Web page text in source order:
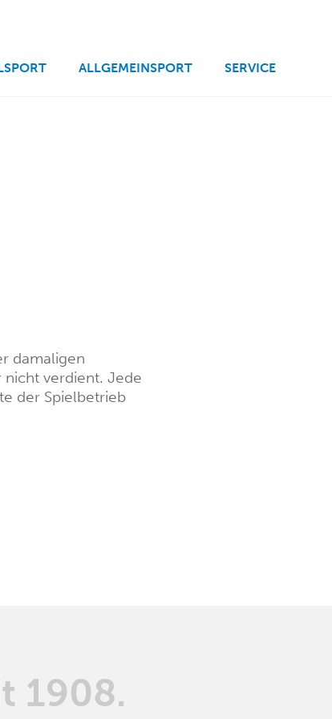
ALLGEMEINSPORT SERVICE
damaligen
nicht verdient. Jede
der Spielbetrieb
1908.